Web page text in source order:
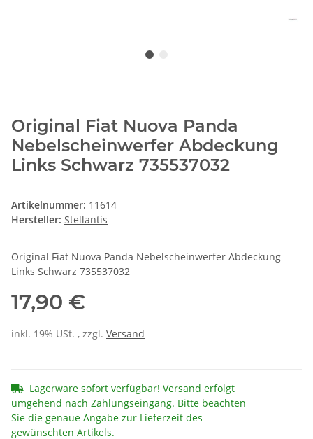
Original Fiat Nuova Panda
Nebelscheinwerfer Abdeckung
Links Schwarz 735537032
Artikelnummer: 11614
Hersteller: Stellantis
Original Fiat Nuova Panda Nebelscheinwerfer Abdeckung
Links Schwarz 735537032
17,90 €
inkl. 19% USt. , zzgl. Versand
Lagerware sofort verfügbar! Versand erfolgt
umgehend nach Zahlungseingang. Bitte beachten
Sie die genaue Angabe zur Lieferzeit des
gewünschten Artikels.